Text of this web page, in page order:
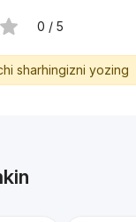
0 / 5
sharhingizni yozing